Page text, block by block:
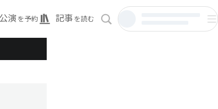
演 を予約 記事 を読む